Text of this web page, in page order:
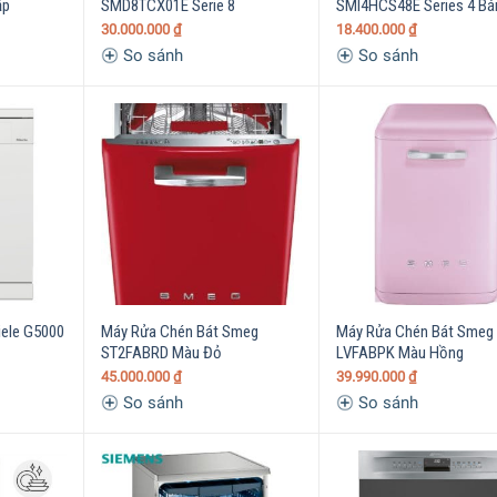
SMD8TCX01E Serie 8
30.000.000 ₫
So sánh
SMI4HCS48E Series 4
18.400.000₫
So sánh
G5000
Máy Rửa Chén Bát Smeg
ST2FABRD Màu Đỏ
45.000.000 ₫
So sánh
Máy Rửa Chén Bát Smeg
LVFABPK Màu Hồng
39.990.000₫
So sánh